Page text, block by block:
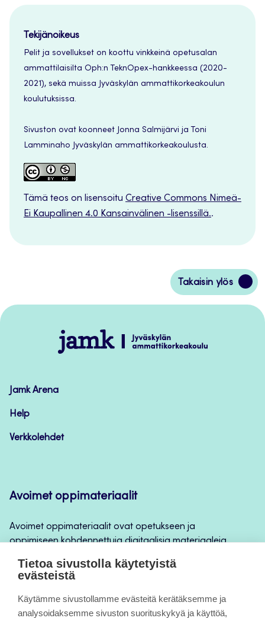
Tekijänoikeus
Pelit ja sovellukset on koottu vinkkeinä opetusalan
ammattilaisilta Oph:n TeknOpex-hankkeessa (2020-
2021), sekä muissa Jyväskylän ammattikorkeakoulun
koulutuksissa.
Sivuston ovat koonneet Jonna Salmijärvi ja Toni
Lamminaho Jyväskylän ammattikorkeakoulusta.
Tämä teos on lisensoitu Creative Commons Nimeä-
Ei Kaupallinen 4.0 Kansainvälinen -lisenssillä..
Takaisin ylös
Siirry
takaisin
Jamk
–
Jamk Arena
Help
Verkkolehdet
Avoimet oppimateriaalit
Avoimet oppimateriaalit ovat opetukseen ja
oppimiseen kohdennettuja digitaalisia materiaaleja,
opintojaksototeutuksilla, jatkuvan oppimisen ja
Tietoa sivustolla käytetyistä
evästeistä
Käytämme sivustollamme evästeitä kerätäksemme ja
analysoidaksemme sivuston suorituskykyä ja käyttöä,